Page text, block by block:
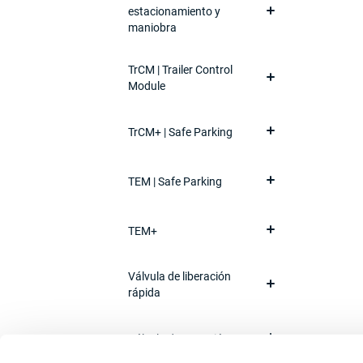
estacionamiento y
maniobra
TrCM | Trailer Control
Module
TrCM+ | Safe Parking
TEM | Safe Parking
TEM+
Válvula de liberación
rápida
Válvula de retención